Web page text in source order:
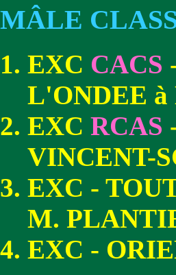
MÂLE
EXC CACS
L'ONDEE
EXC RCAS
VINCENT-
EXC -
M.
EXC -